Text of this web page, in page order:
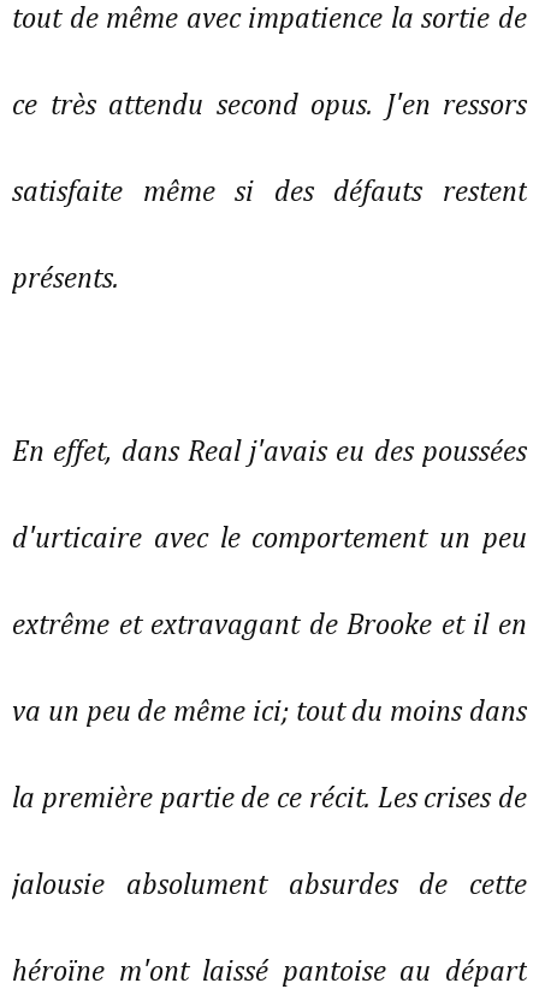
tout de même avec impatience la sortie de
ce très attendu second opus. J'en ressors
satisfaite même si des défauts restent
présents.
En effet, dans Real j'avais eu des poussées
d'urticaire avec le comportement un peu
extrême et extravagant de Brooke et il en
va un peu de même ici; tout du moins dans
la première partie de ce récit. Les crises de
jalousie absolument absurdes de cette
héroïne m'ont laissé pantoise au départ